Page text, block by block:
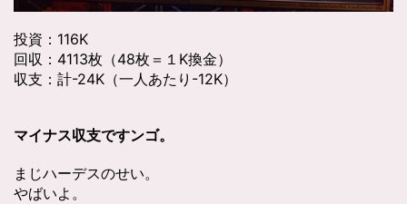
投資：116K
回収：4113枚（48枚＝１K換金）
収支：計-24K（一人あたり-12K）
マイナス収支ですンゴ。
まじハーデスのせい。
やばいよ。